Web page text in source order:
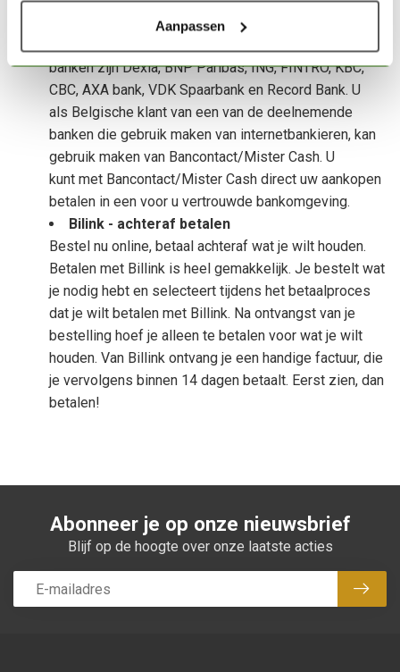
Aanpassen
Bancontact/Mister Cash is het online betaalsysteem
ontwikkeld door de gezamenlijke banken in België. De
banken zijn Dexia, BNP Paribas, ING, FINTRO, KBC,
CBC, AXA bank, VDK Spaarbank en Record Bank. U
als Belgische klant van een van de deelnemende
banken die gebruik maken van internetbankieren, kan
gebruik maken van Bancontact/Mister Cash. U
kunt met Bancontact/Mister Cash direct uw aankopen
betalen in een voor u vertrouwde bankomgeving.
Bilink - achteraf betalen
Bestel nu online, betaal achteraf wat je wilt houden.
Betalen met Billink is heel gemakkelijk. Je bestelt wat
je nodig hebt en selecteert tijdens het betaalproces
dat je wilt betalen met Billink. Na ontvangst van je
bestelling hoef je alleen te betalen voor wat je wilt
houden. Van Billink ontvang je een handige factuur, die
je vervolgens binnen 14 dagen betaalt. Eerst zien, dan
betalen!
Abonneer je op onze nieuwsbrief
Blijf op de hoogte over onze laatste acties